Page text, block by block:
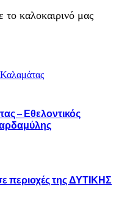
το καλοκαιρινό μας
– Εθελοντικός
περιοχές της ΔΥΤΙΚΗΣ